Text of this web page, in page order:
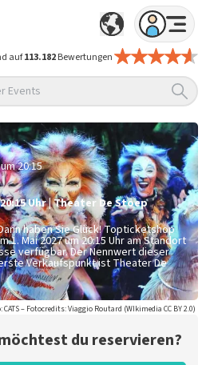
auf113.182Bewertungen
Events
20:15
Uhr|Theater De Stoep
haben Sie Glück! Topticketshop
1. Mai 2027 um 20:15 Uhr am Standort
verfügbar. Der Nennwert dieser
Verkaufspunkt ist Theater De
CATS – Fotocredits: Viaggio Routard (WIkimedia CC BY 2.0)
du reservieren?